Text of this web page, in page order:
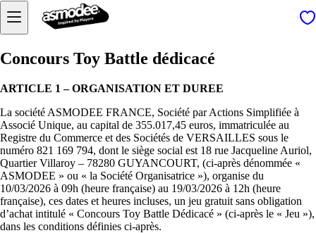
Concours Toy Battle dédicacé
ARTICLE 1 – ORGANISATION ET DUREE
La société ASMODEE FRANCE, Société par Actions Simplifiée à
Associé Unique, au capital de 355.017,45 euros, immatriculée au
Registre du Commerce et des Sociétés de VERSAILLES sous le
numéro 821 169 794, dont le siège social est 18 rue Jacqueline Auriol,
Quartier Villaroy – 78280 GUYANCOURT, (ci-après dénommée «
ASMODEE » ou « la Société Organisatrice »), organise du
10/03/2026 à 09h (heure française) au 19/03/2026 à 12h (heure
française), ces dates et heures incluses, un jeu gratuit sans obligation
d’achat intitulé « Concours Toy Battle Dédicacé » (ci-après le « Jeu »),
dans les conditions définies ci-après.